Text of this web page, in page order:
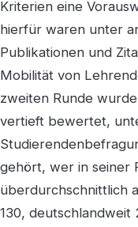
Kriterien eine
hierfür waren unter
Publikationen und
Mobilität von
zweiten Runde
vertieft bewertet,
gehört, wer in seiner
überdurchschnittlich
130,